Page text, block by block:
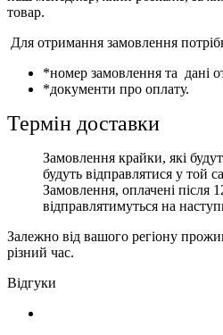
товар.
Для отримання замовлення
*номер замовлення та дані
*документи про оплату.
Термін доставки
Замовлення крайки, які
будуть відправлятися у той
Замовлення, оплачені після
відправлятимуться на
Залежно від вашого регіону
різний час.
Відгуки